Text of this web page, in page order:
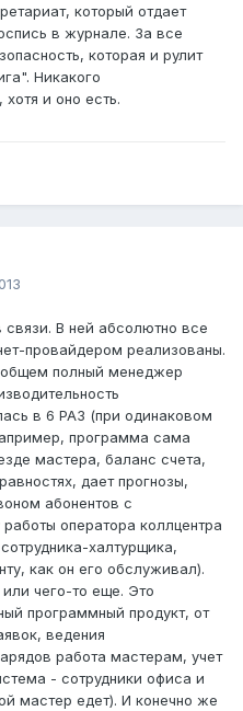
который отдает
в журнале. За все
которая и рулит
Никакого
и оно есть.
связи. В ней абсолютно все
провайдером реализованы.
полный менеджер
в 6 РАЗ (при одинаковом
программа сама
мастера, баланс счета,
дает прогнозы,
абонентов с
оператора коллцентра
халтурщика,
как он его обслуживал).
чего-то еще. Это
программный продукт, от
ведения
работа мастерам, учет
- сотрудники офиса и
мастер едет). И конечно же